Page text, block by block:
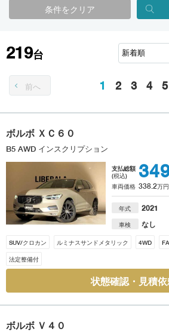
条件をクリア
219台
前へ 1 2 3 4 5
ボルボ ＸＣ６０
B5 AWD インスクリプション
支払総額
(税込)
車両価格 338.2万円
年式 2021
車検 なし
SUV/クロカン ルミナスサンドメタリック 4WD
法定整備付
状態確認・見積
ボルボ Ｖ４０